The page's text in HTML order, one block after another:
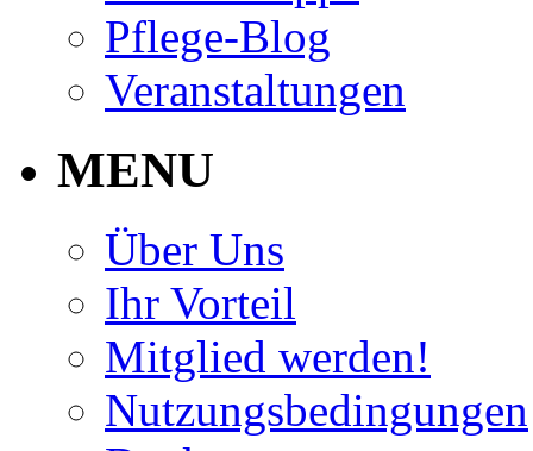
Pflege-Blog
Veranstaltungen
MENU
Über Uns
Ihr Vorteil
Mitglied werden!
Nutzungsbedingungen